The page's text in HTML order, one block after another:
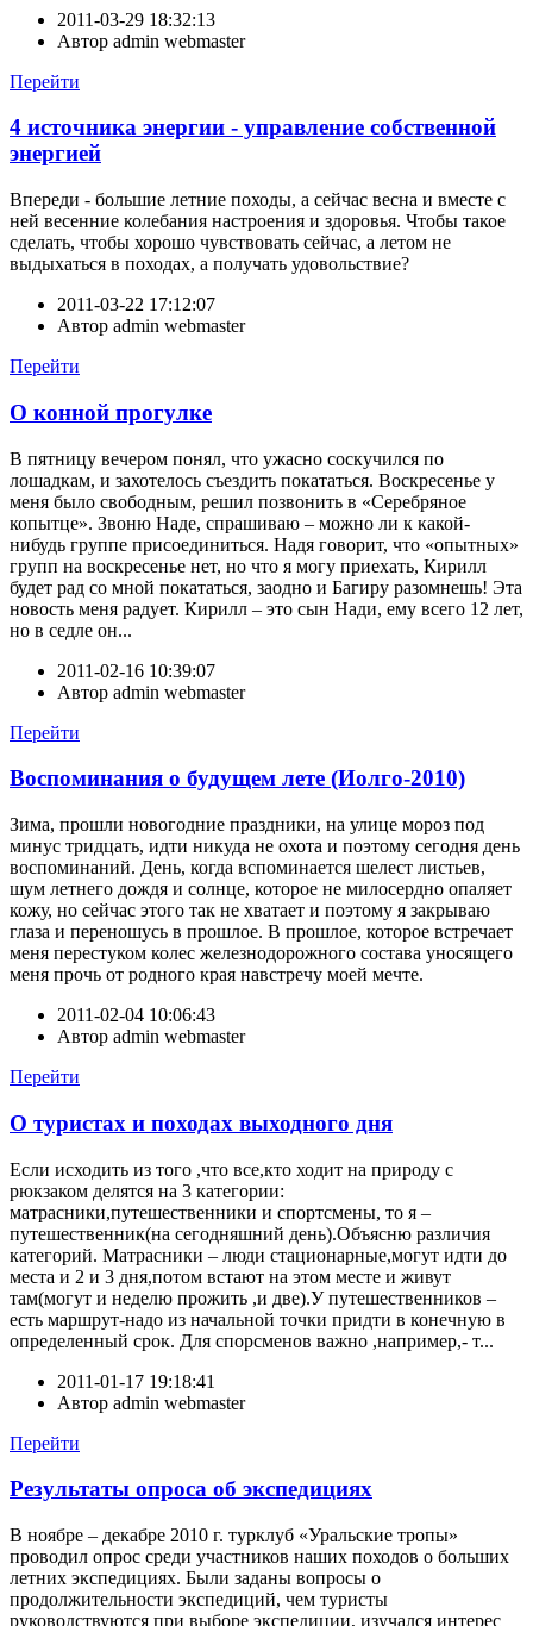
2011-03-29 18:32:13
Автор admin webmaster
Перейти
4 источника энергии - управление собственной
энергией
Впереди - большие летние походы, а сейчас весна и вместе с
ней весенние колебания настроения и здоровья. Чтобы такое
сделать, чтобы хорошо чувствовать сейчас, а летом не
выдыхаться в походах, а получать удовольствие?
2011-03-22 17:12:07
Автор admin webmaster
Перейти
О конной прогулке
В пятницу вечером понял, что ужасно соскучился по
лошадкам, и захотелось съездить покататься. Воскресенье у
меня было свободным, решил позвонить в «Серебряное
копытце». Звоню Наде, спрашиваю – можно ли к какой-
нибудь группе присоединиться. Надя говорит, что «опытных»
групп на воскресенье нет, но что я могу приехать, Кирилл
будет рад со мной покататься, заодно и Багиру разомнешь! Эта
новость меня радует. Кирилл – это сын Нади, ему всего 12 лет,
но в седле он...
2011-02-16 10:39:07
Автор admin webmaster
Перейти
Воспоминания о будущем лете (Иолго-2010)
Зима, прошли новогодние праздники, на улице мороз под
минус тридцать, идти никуда не охота и поэтому сегодня день
воспоминаний. День, когда вспоминается шелест листьев,
шум летнего дождя и солнце, которое не милосердно опаляет
кожу, но сейчас этого так не хватает и поэтому я закрываю
глаза и переношусь в прошлое. В прошлое, которое встречает
меня перестуком колес железнодорожного состава уносящего
меня прочь от родного края навстречу моей мечте.
2011-02-04 10:06:43
Автор admin webmaster
Перейти
О туристах и походах выходного дня
Если исходить из того ,что все,кто ходит на природу с
рюкзаком делятся на 3 категории:
матрасники,путешественники и спортсмены, то я –
путешественник(на сегодняшний день).Объясню различия
категорий. Матрасники – люди стационарные,могут идти до
места и 2 и 3 дня,потом встают на этом месте и живут
там(могут и неделю прожить ,и две).У путешественников –
есть маршрут-надо из начальной точки придти в конечную в
определенный срок. Для спорсменов важно ,например,- т...
2011-01-17 19:18:41
Автор admin webmaster
Перейти
Результаты опроса об экспедициях
В ноябре – декабре 2010 г. турклуб «Уральские тропы»
проводил опрос среди участников наших походов о больших
летних экспедициях. Были заданы вопросы о
продолжительности экспедиций, чем туристы
руководствуются при выборе экспедиции, изучался интерес